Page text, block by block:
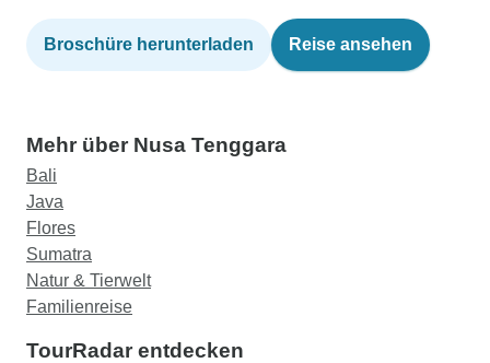
Broschüre herunterladen Reise ansehen
Mehr über Nusa Tenggara
Bali
Java
Flores
Sumatra
Natur & Tierwelt
Familienreise
TourRadar entdecken